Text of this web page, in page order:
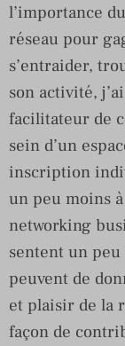
l’importance
réseau pour
s’entraider,
son activité,
facilitateur de
sein d’un
inscription
un peu moins
networking
sentent un peu
peuvent de
et plaisir de la
façon de